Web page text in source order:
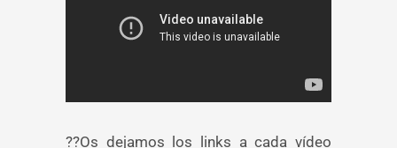
??Os dejamos los links a cada vídeo